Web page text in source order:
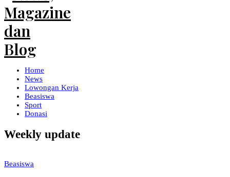
Home
News
Lowongan Kerja
Beasiswa
Sport
Donasi
Weekly update
Beasiswa